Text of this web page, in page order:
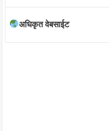
अधिकृत वेबसाईट